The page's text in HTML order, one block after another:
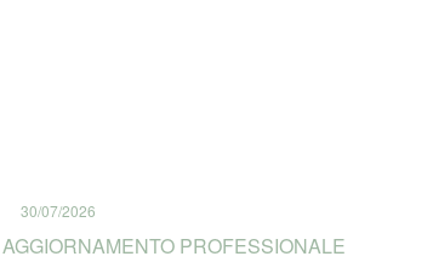
30/07/2026
AGGIORNAMENTO PROFESSIONALE